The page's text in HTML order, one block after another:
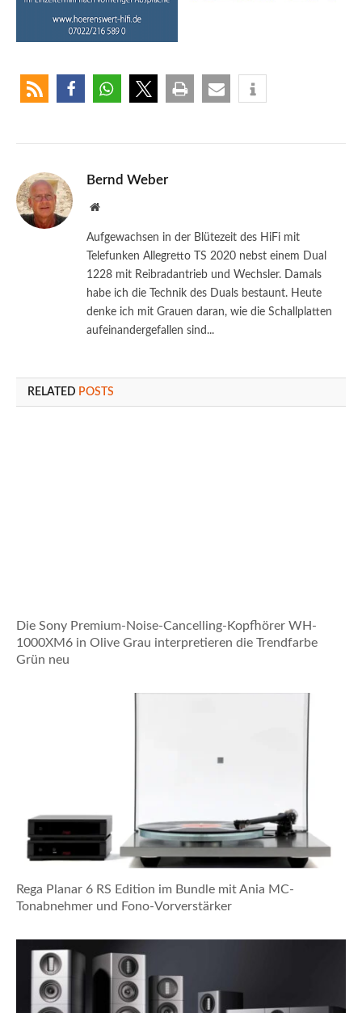
Bernd Weber
Website
Aufgewachsen in der Blütezeit des HiFi mit
Telefunken Allegretto TS 2020 nebst einem Dual
1228 mit Reibradantrieb und Wechsler. Damals
habe ich die Technik des Duals bestaunt. Heute
denke ich mit Grauen daran, wie die Schallplatten
aufeinandergefallen sind...
RELATED POSTS
Die Sony Premium-Noise-Cancelling-Kopfhörer WH-
1000XM6 in Olive Grau interpretieren die Trendfarbe
Grün neu
Rega Planar 6 RS Edition im Bundle mit Ania MC-
Tonabnehmer und Fono-Vorverstärker